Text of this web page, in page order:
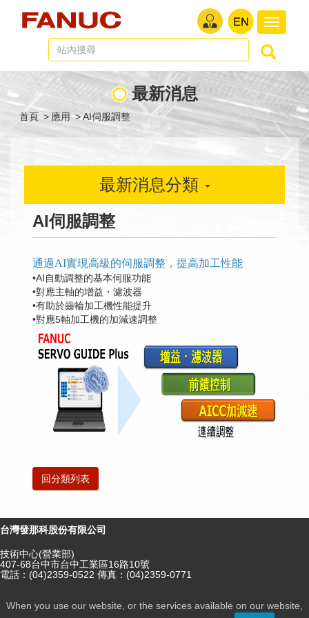
切
換
導
最新消息
首頁 > 應用 >AI伺服調整
最新消息分類
AI伺服調整
通過AI實現高級的伺服調整，提高加工性能
•AI自動調整的基本伺服功能
•對應主軸的增益・濾波器
•有助於齒輪加工機性能提升
•對應5軸加工機的加減速調整
回分類列表
台灣發那科股份有限公司
技術中心(營業部)
407-68台中市台中工業區16路10號
電話：(04)2359-0522 傳真：(04)2359-0771
When you use our website, or the services available on our website,